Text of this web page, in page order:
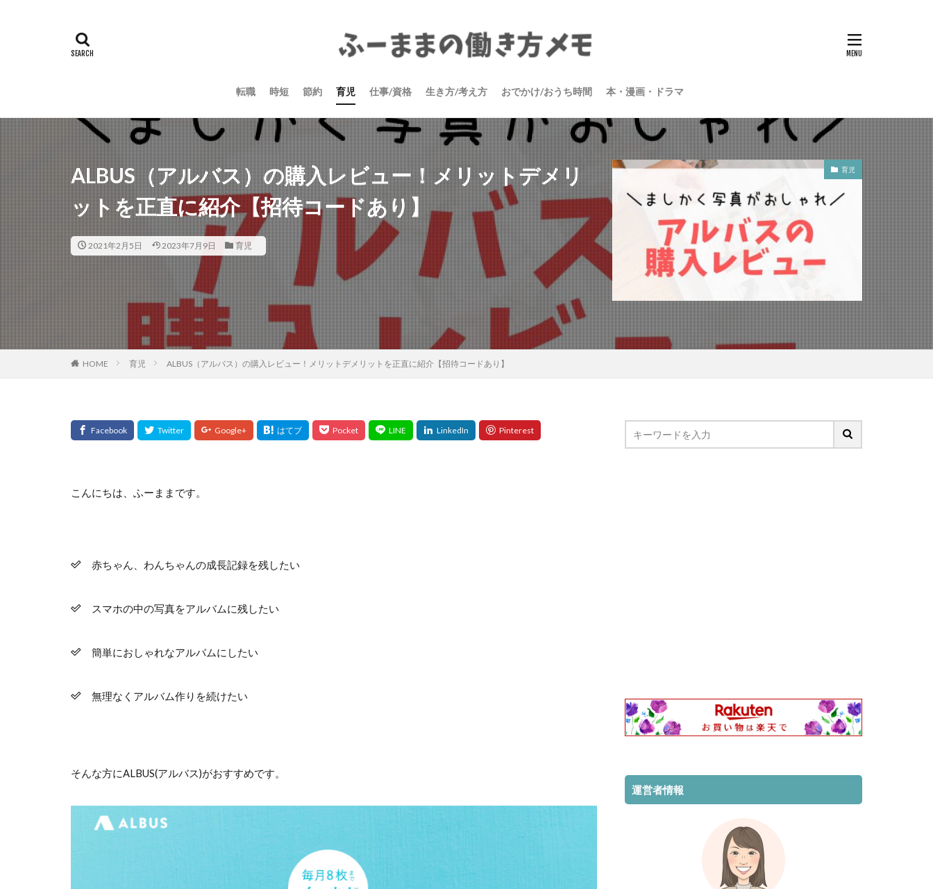
転職 時短 節約 育児 仕事/資格 生き方/考え方 おでかけ/おうち時間 本・漫画・ドラマ
ALBUS（アルバス）の購入レビュー！メリットデメリ
ットを正直に紹介【招待コードあり】
2021年2月5日 2023年7月9日 育児
育児
HOME 育児 ALBUS（アルバス）の購入レビュー！メリットデメリットを正直に紹介【招待コードあり】
こんにちは、ふーままです。
赤ちゃん、わんちゃんの成長記録を残したい
スマホの中の写真をアルバムに残したい
簡単におしゃれなアルバムにしたい
無理なくアルバム作りを続けたい
そんな方にALBUS(アルバス)がおすすめです。
運営者情報